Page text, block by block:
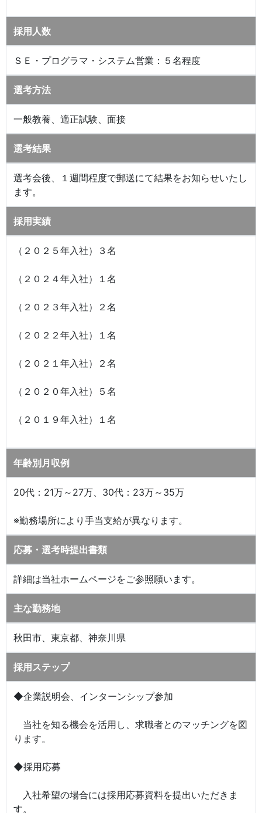
採用人数
ＳＥ・プログラマ・システム営業：５名程度
選考方法
一般教養、適正試験、面接
選考結果
選考会後、１週間程度で郵送にて結果をお知らせいたし
ます。
採用実績
（２０２５年入社）３名
（２０２４年入社）１名
（２０２３年入社）２名
（２０２２年入社）１名
（２０２１年入社）２名
（２０２０年入社）５名
（２０１９年入社）１名
年齢別月収例
20代：21万～27万、30代：23万～35万
※勤務場所により手当支給が異なります。
応募・選考時提出書類
詳細は当社ホームページをご参照願います。
主な勤務地
秋田市、東京都、神奈川県
採用ステップ
◆企業説明会、インターンシップ参加
当社を知る機会を活用し、求職者とのマッチングを図
ります。
◆採用応募
入社希望の場合には採用応募資料を提出いただきま
す。